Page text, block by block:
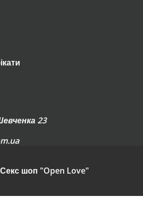
23
шоп "Open Love"